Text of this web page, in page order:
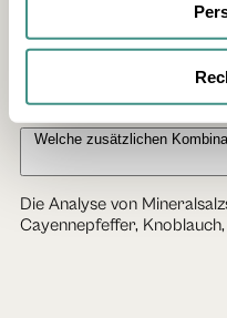
Eine vom Sensoriklabor
(LASEHU) entwickelte
Geruchs-Geschmacks-
Añana-Salz bewertet
Flüssigsalz und Chuzo.
Welche zusätzlichen
Die Analyse von
Cayennepfeffer,